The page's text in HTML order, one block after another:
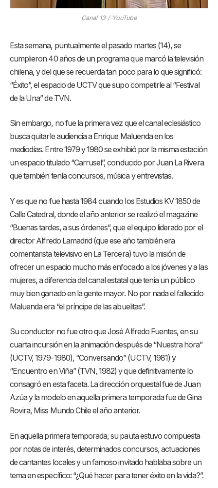
Canal 13 / YouTube
Esta semana, puntualmente el pasado martes (14), se
cumplieron 40 años de un programa que marcó la televisión
chilena, y del que se recuerda tan poco para lo que significó:
“Éxito”, el espacio de UCTV que supo competirle al “Festival
de la Una” de TVN.
Sin embargo, no fue la primera vez que el canal eclesiástico
busca quitarle audiencia a Enrique Maluenda en los
mediodías. Entre 1979 y 1980 se exhibió por la misma estación
un espacio titulado “Carrusel”, conducido por Juan La Rivera
que también tenía concursos, música y entrevistas.
Y es que no fue hasta 1984 cuando los Estudios KV 1850 de
Calle Catedral, donde el año anterior se realizó el magazine
“Buenas tardes, a sus órdenes”, que el equipo liderado por el
director Alfredo Lamadrid (que ese año también era
comentarista televisivo en La Tercera) tuvo la misión de
ofrecer un espacio mucho más enfocado a los jóvenes y a las
mujeres, a diferencia del canal estatal que tenía un público
muy bien ganado en la gente mayor. No por nada el fallecido
Maluenda era “el príncipe de las abuelitas”.
Su conductor no fue otro que José Alfredo Fuentes, en su
cuarta incursión en la animación después de “Nuestra hora”
(UCTV, 1979-1980), “Conversando” (UCTV, 1981) y
“Encuentro en Viña” (TVN, 1982) y que definitivamente lo
consagró en esta faceta. La dirección orquestal fue de Juan
Azúa y la modelo en aquella primera temporada fue de Gina
Rovira, Miss Mundo Chile el año anterior.
En aquella primera temporada, su pauta estuvo compuesta
por notas de interés, determinados concursos, actuaciones
de cantantes locales y un famoso invitado hablaba sobre un
tema en específico: “¿Qué hacer para tener éxito en la vida?”.